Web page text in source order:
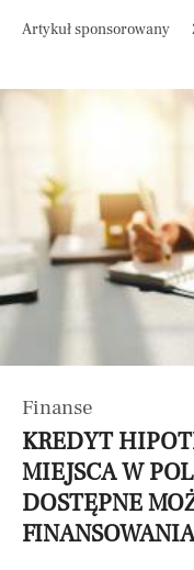
Artykuł sponsorowany
Finanse
KREDYT
MIEJSCA W
DOSTĘPNE
FINANSOWANIA